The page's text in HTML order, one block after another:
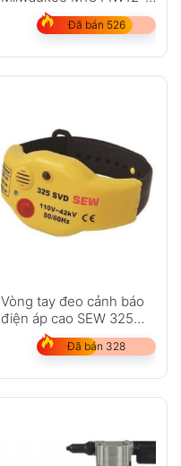
Đã bán 526
Vòng tay đeo cảnh báo
điện áp cao SEW 325
Đã bán 328